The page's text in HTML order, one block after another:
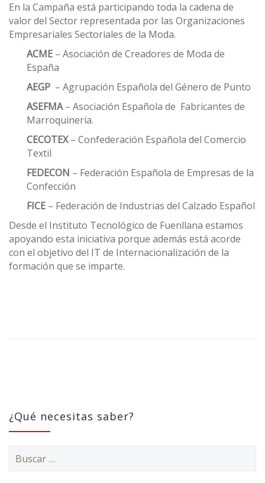
En la Campaña está participando toda la cadena de
valor del Sector representada por las Organizaciones
Empresariales Sectoriales de la Moda.
ACME – Asociación de Creadores de Moda de
España
AEGP – Agrupación Española del Género de Punto
ASEFMA– Asociación Española de Fabricantes de
Marroquinería.
CECOTEX– Confederación Española del Comercio
Textil
FEDECON – Federación Española de Empresas de la
Confección
FICE – Federación de Industrias del Calzado Español
Desde el Instituto Tecnológico de Fuenllana estamos
apoyando esta iniciativa porque además está acorde
con el objetivo del IT de Internacionalización de la
formación que se imparte.
¿Qué necesitas saber?